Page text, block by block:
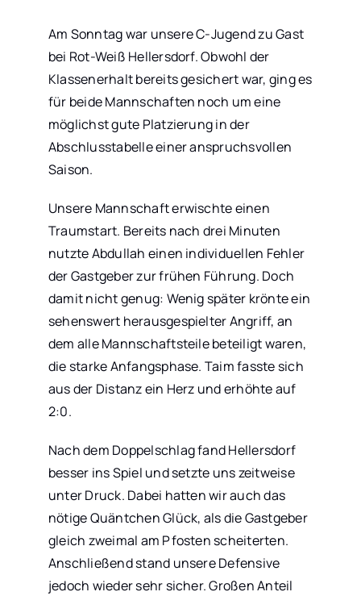
Am Sonntag war unsere C-Jugend zu Gast
bei Rot-Weiß Hellersdorf. Obwohl der
Klassenerhalt bereits gesichert war, ging es
für beide Mannschaften noch um eine
möglichst gute Platzierung in der
Abschlusstabelle einer anspruchsvollen
Saison.
Unsere Mannschaft erwischte einen
Traumstart. Bereits nach drei Minuten
nutzte Abdullah einen individuellen Fehler
der Gastgeber zur frühen Führung. Doch
damit nicht genug: Wenig später krönte ein
sehenswert herausgespielter Angriff, an
dem alle Mannschaftsteile beteiligt waren,
die starke Anfangsphase. Taim fasste sich
aus der Distanz ein Herz und erhöhte auf
2:0.
Nach dem Doppelschlag fand Hellersdorf
besser ins Spiel und setzte uns zeitweise
unter Druck. Dabei hatten wir auch das
nötige Quäntchen Glück, als die Gastgeber
gleich zweimal am Pfosten scheiterten.
Anschließend stand unsere Defensive
jedoch wieder sehr sicher. Großen Anteil